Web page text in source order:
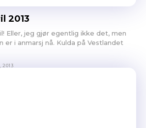
2013
Eller, jeg gjør egentlig ikke det, men
er i anmarsj nå. Kulda på Vestlandet
2013